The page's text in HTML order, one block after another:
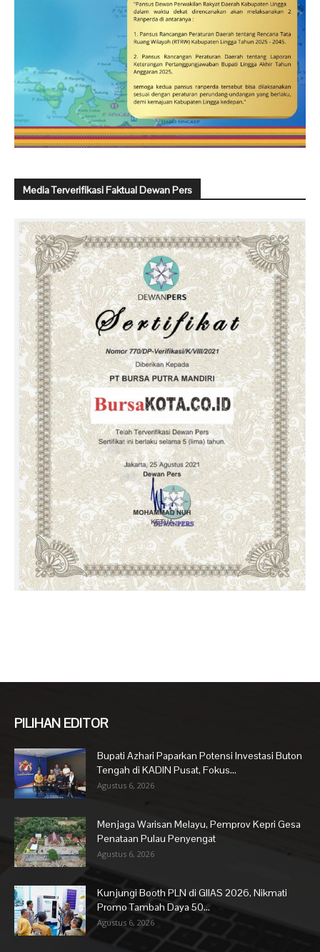
Media Terverifikasi Faktual Dewan Pers
PILIHAN EDITOR
Bupati Azhari Paparkan Potensi Investasi Buton
Tengah di KADIN Pusat, Fokus...
Agustus 6, 2026
Menjaga Warisan Melayu, Pemprov Kepri Gesa
Penataan Pulau Penyengat
Agustus 6, 2026
Kunjungi Booth PLN di GIIAS 2026, Nikmati
Promo Tambah Daya 50...
Agustus 6, 2026